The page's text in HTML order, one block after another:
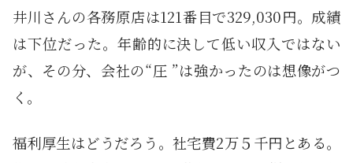
井川さんの各務原店は121番目で329,030円。成績
は下位だった。年齢的に決して低い収入ではない
が、その分、会社の“圧 ”は強かったのは想像がつ
く。
福利厚生はどうだろう。社宅費2万５千円とある。